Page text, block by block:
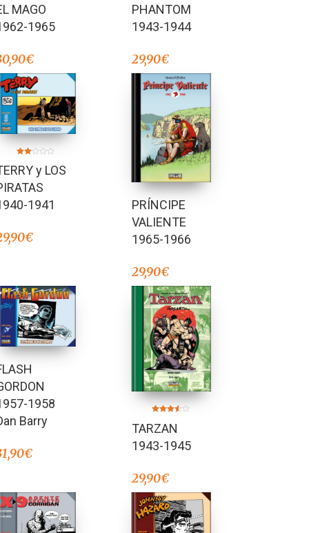
MAGO
1965
€
PHANTOM
1943-1944
29,90€
en
2.00
de 5
y LOS
1941
€
PRÍNCIPE
VALIENTE
1965-1966
29,90€
1958
Barry
€
en
3.50
de 5
TARZAN
1943-1945
29,90€